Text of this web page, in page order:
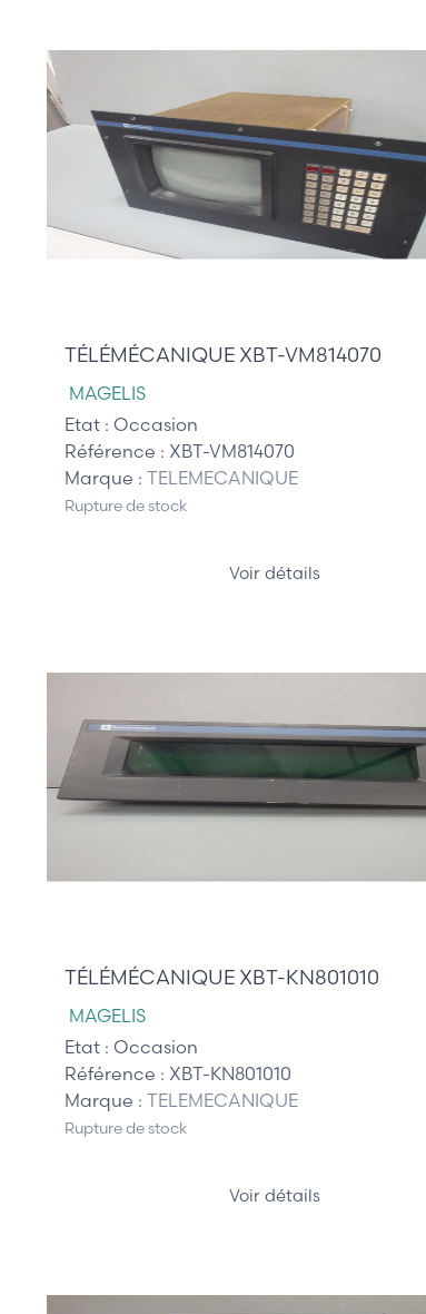
TÉLÉMÉCANIQUE XBT-VM814070
MAGELIS
Etat : Occasion
Référence : XBT-VM814070
Marque : TELEMECANIQUE
Rupture de stock
Voir détails
TÉLÉMÉCANIQUE XBT-KN801010
MAGELIS
Etat : Occasion
Référence : XBT-KN801010
Marque : TELEMECANIQUE
Rupture de stock
Voir détails